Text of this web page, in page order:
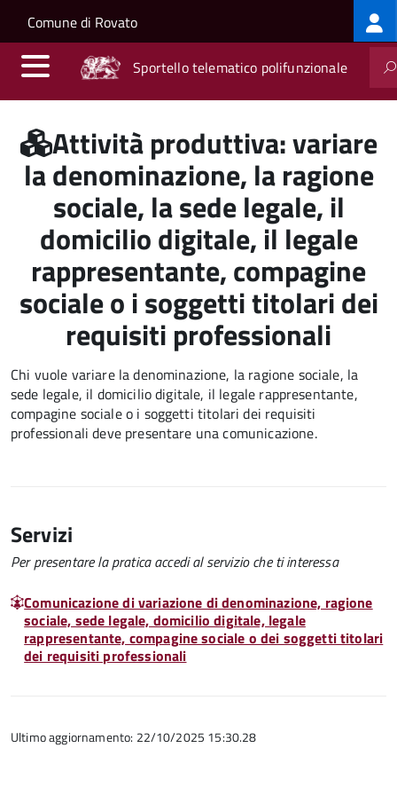
Salta al contenuto principale
Skip to site navigation
Comune di Rovato
Sportello telematico polifunzionale
Attività produttiva: variare
la denominazione, la ragione
sociale, la sede legale, il
domicilio digitale, il legale
rappresentante, compagine
sociale o i soggetti titolari dei
requisiti professionali
Chi vuole variare la denominazione, la ragione sociale, la
sede legale, il domicilio digitale, il legale rappresentante,
compagine sociale o i soggetti titolari dei requisiti
professionali deve presentare una comunicazione.
Servizi
Per presentare la pratica accedi al servizio che ti interessa
Comunicazione di variazione di denominazione, ragione
sociale, sede legale, domicilio digitale, legale
rappresentante, compagine sociale o dei soggetti titolari
dei requisiti professionali
Ultimo aggiornamento: 22/10/2025 15:30.28